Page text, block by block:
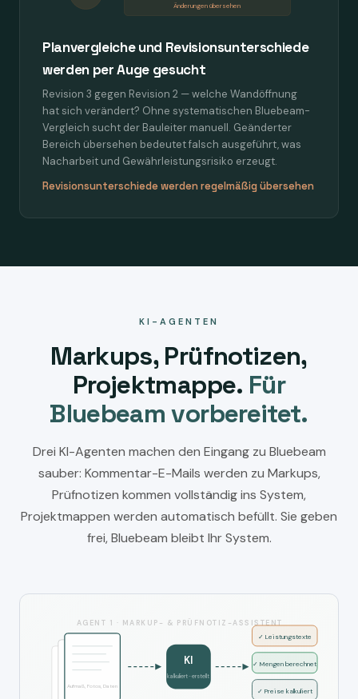
Änderungen übersehen
Planvergleiche und Revisionsunterschiede
werden per Auge gesucht
Revision 3 gegen Revision 2 — welche Wandöffnung
hat sich verändert? Ohne systematischen Bluebeam-
Vergleich sucht der Bauleiter manuell. Geänderter
Bereich übersehen bedeutet falsch ausgeführt, was
Nacharbeit und Gewährleistungsrisiko erzeugt.
Revisionsunterschiede werden regelmäßig übersehen
KI-AGENTEN
Markups, Prüfnotizen,
Projektmappe. Für
Bluebeam vorbereitet.
Drei KI-Agenten machen den Eingang zu Bluebeam
sauber: Kommentar-E-Mails werden zu Markups,
Prüfnotizen kommen vollständig ins System,
Projektmappen werden automatisch befüllt. Sie geben
frei, Bluebeam bleibt Ihr System.
AGENT 1 · MARKUP- & PRÜFNOTIZ-ASSISTENT
Aufmaß, Fotos, Daten
KI
kalkuliert · erstellt
✓ Leistungstexte
✓ Mengen berechnet
✓ Preise kalkuliert